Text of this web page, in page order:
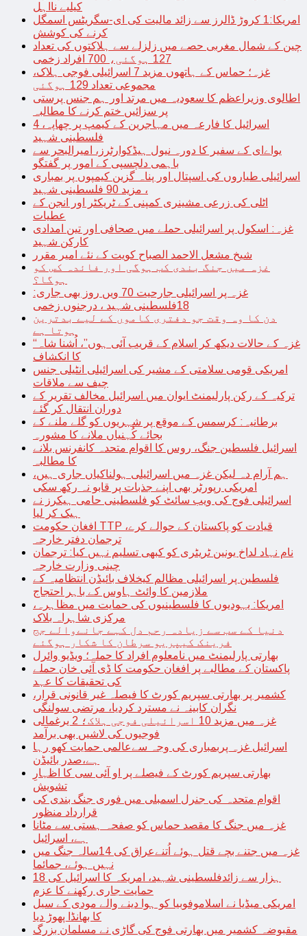
کیلیے نااہل
امریکا:1 کروڑ ڈالرز سے زائد مالیت کی ای-سگریٹس اسمگل
کرنے کی کوشش
چین کے شمال مغربی حصے میں زلزلے سے ہلاکتوں کی تعداد
127 ہوگئی، 700 افراد زخمی
غزہ؛ حماس کے ہاتھوں مزید 7 اسرائیلی فوجی ہلاک،
مجموعی تعداد 129 ہوگئی
اطالوی وزیراعظم کا سعودیہ میں مرتد اور ہم جنس پرستی
پر سزائیں ختم کرنے کا مطالبہ
اسرائیل کا فارعہ میں مہاجرین کے کیمپ پر چھاپہ، 4
فلسطینی شہید
یواےای کے سفیر کا دورہ نیول ہیڈکوارٹرز، امیرالبحر سے
باہمی دلچسپی کے امور پر گفتگو
اسرائیلی طیاروں کی اسپتال اور پناہ گزین کیمپوں پر بمباری
، مزید 90 فلسطینی شہید
اٹلی کی زرعی مشینری کمپنی کے ٹریکٹر اور انجن کے
عطیات
غزہ: اسکول پر اسرائیلی حملے میں صحافی اور تین امدادی
کارکن شہید
شیخ مشعل الاحمد الصباح کویت کے نئے امیر مقرر
غزہ میں جنگ بندی کب ہوگی اور فائدہ کس کو
ہوگا؟
غزہ پر اسرائیلی جارحیت 70 ویں روز بھی جاری:
18فلسطینی شہید ، درجنوں زخمی
دن کا وہ وقت جو دفتری کاموں کے لیے بدترین
ہوتا ہے
“غزہ کے حالات دیکھ کر اسلام کے قریب آئی ہوں”، اُشنا شاہ
کا انکشاف
امریکی قومی سلامتی کے مشیر کی اسرائیلی انٹیلی جنس
چیف سے ملاقات
ترکیہ کے رکن پارلیمنٹ ایوان میں اسرائیل مخالف تقریر کے
دوران انتقال کر گئے
برطانیہ: کرسمس کے موقع پر شہریوں کو گلے ملنے کے
بجائے کُہنیاں ملانے کا مشورہ
اسرائیل فلسطین جنگ، روس کا اقوام متحدہ کانفرنس بلانے
کا مطالبہ
ہم آرام دہ لیکن غزہ میں اسرائیلی ہولناکیاں جاری ہیں،
امریکی رپورٹر بھی اپنے جذبات پر قابو نہ رکھ سکی
اسرائیلی فوج کی ویب سائٹ کو فلسطینی حامی ہیکرز نے
ہیک کر لیا
افغان حکومت TTP قیادت کو پاکستان کے حوالے کرے،
ترجمان دفتر خارجہ
نام نہاد لداخ یونین ٹریٹری کو کبھی تسلیم نہیں کیا: ترجمان
چینی وزارت خارجہ
فلسطین پر اسرائیلی مظالم کیخلاف بائیڈن انتظامیہ کے
ملازمین کا وائٹ ہاوس کے باہر احتجاج
امریکا: یہودیوں کا فلسطینیوں کی حمایت میں مظاہرہ،
مرکزی شاہراہ بلاک
دنیا کے سب سے زیادہ رحم دل کہے جانےوالے جج
فرینک کیپریو سرطان کا شکار ہوگئے
بھارتی پارلیمنٹ میں نامعلوم افراد کا حملہ؛ ویڈیو وائرل
پاکستان کے مطالبے پر افغان حکومت کا ڈی آئی خان حملے
کی تحقیقات کا عہد
کشمیر پر بھارتی سپریم کورٹ کا فیصلہ غیر قانونی قرار،
نگران کابینہ نے مسترد کردیا، مرتضی سولنگی
غزہ میں مزید 10 اسرائیلی فوجی ہلاک؛ 2 یرغمالی
فوجیوں کی لاشیں بھی برآمد
اسرائیل غزہ پربمباری کی وجہ سےعالمی حمایت کھو رہا
ہے،صدر بائیڈن
بھارتی سپریم کورٹ کے فیصلے پر او آئی سی کا اظہارِ
تشویش
اقوام متحدہ کی جنرل اسمبلی میں فوری جنگ بندی کی
قرارداد منظور
غزہ میں جنگ کا مقصد حماس کو صفحہ ہستی سے مٹانا
ہے، اسرائیل
غزہ میں جتنے بچے قتل ہوئے اُتنےعراق کی 14سالہ جنگ میں
نہیں ہوئے، جمائما
18 ہزار سے زائدفلسطینی شہید، امریکہ کا اسرائیل کی
حمایت جاری رکھنے کا عزم
امریکی میڈیا نے اسلاموفوبیا کو ہوا دینے والے مودی کے سیل
کا بھانڈا پھوڑ دیا
مقبوضہ کشمیر میں بھارتی فوج کی گاڑی نے مسلمان بزرگ